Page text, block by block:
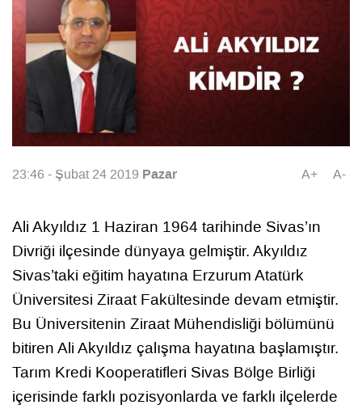
23:46 - Şubat 24 2019 Pazar A+ A-
Ali Akyıldız 1 Haziran 1964 tarihinde Sivas’ın
Divriği ilçesinde dünyaya gelmiştir. Akyıldız
Sivas’taki eğitim hayatına Erzurum Atatürk
Üniversitesi Ziraat Fakültesinde devam etmiştir.
Bu Üniversitenin Ziraat Mühendisliği bölümünü
bitiren Ali Akyıldız çalışma hayatına başlamıştır.
Tarım Kredi Kooperatifleri Sivas Bölge Birliği
içerisinde farklı pozisyonlarda ve farklı ilçelerde